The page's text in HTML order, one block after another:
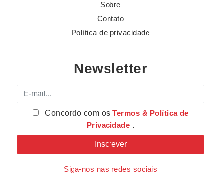
Sobre
Contato
Política de privacidade
Newsletter
E-mail
Concordo com osTermos & Política de
Privacidade .
Siga-nos nas redes sociais